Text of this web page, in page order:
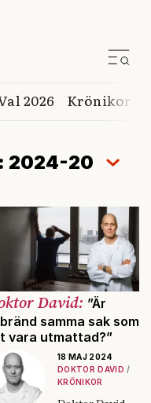
2026 Krönikor
2024-20
David: ”Är
samma sak som
vara utmattad?”
18 MAJ 2024
DOKTOR DAVID
KRÖNIKOR